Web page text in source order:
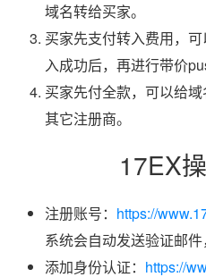
域名转给买家。
买家先支付转入费用，
入成功后，再进行带价
买家先付全款，可以给
其它注册商。
17EX
注册账号： https://
系统会自动发送验证邮件
添加身份认证： https://